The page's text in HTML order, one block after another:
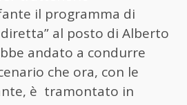
il programma di
al posto di Alberto
andato a condurre
che ora, con le
è tramontato in